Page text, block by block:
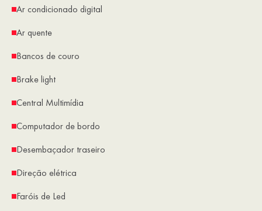
Ar condicionado digital
Ar quente
Bancos de couro
Brake light
Central Multimídia
Computador de bordo
Desembaçador traseiro
Direção elétrica
Faróis de Led